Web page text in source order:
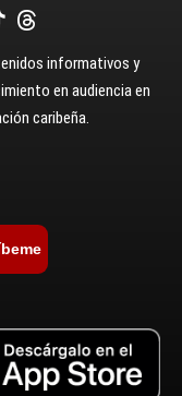
informativos y
en audiencia en
caribeña.